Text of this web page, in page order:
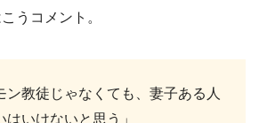
うコメント。
ン教徒じゃなくても、妻子ある人
いけないと思う」